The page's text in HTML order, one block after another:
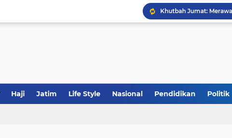
Haji Jatim Life Style Nasional Pendidikan Politik